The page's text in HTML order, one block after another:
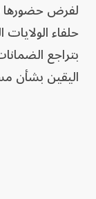
لفرض حضورها
حلفاء
بتراجع
اليقين بشأن